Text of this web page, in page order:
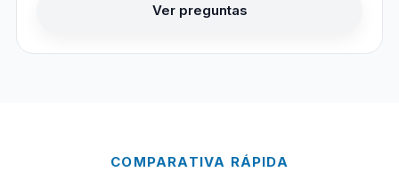
Ver preguntas
COMPARATIVA RÁPIDA